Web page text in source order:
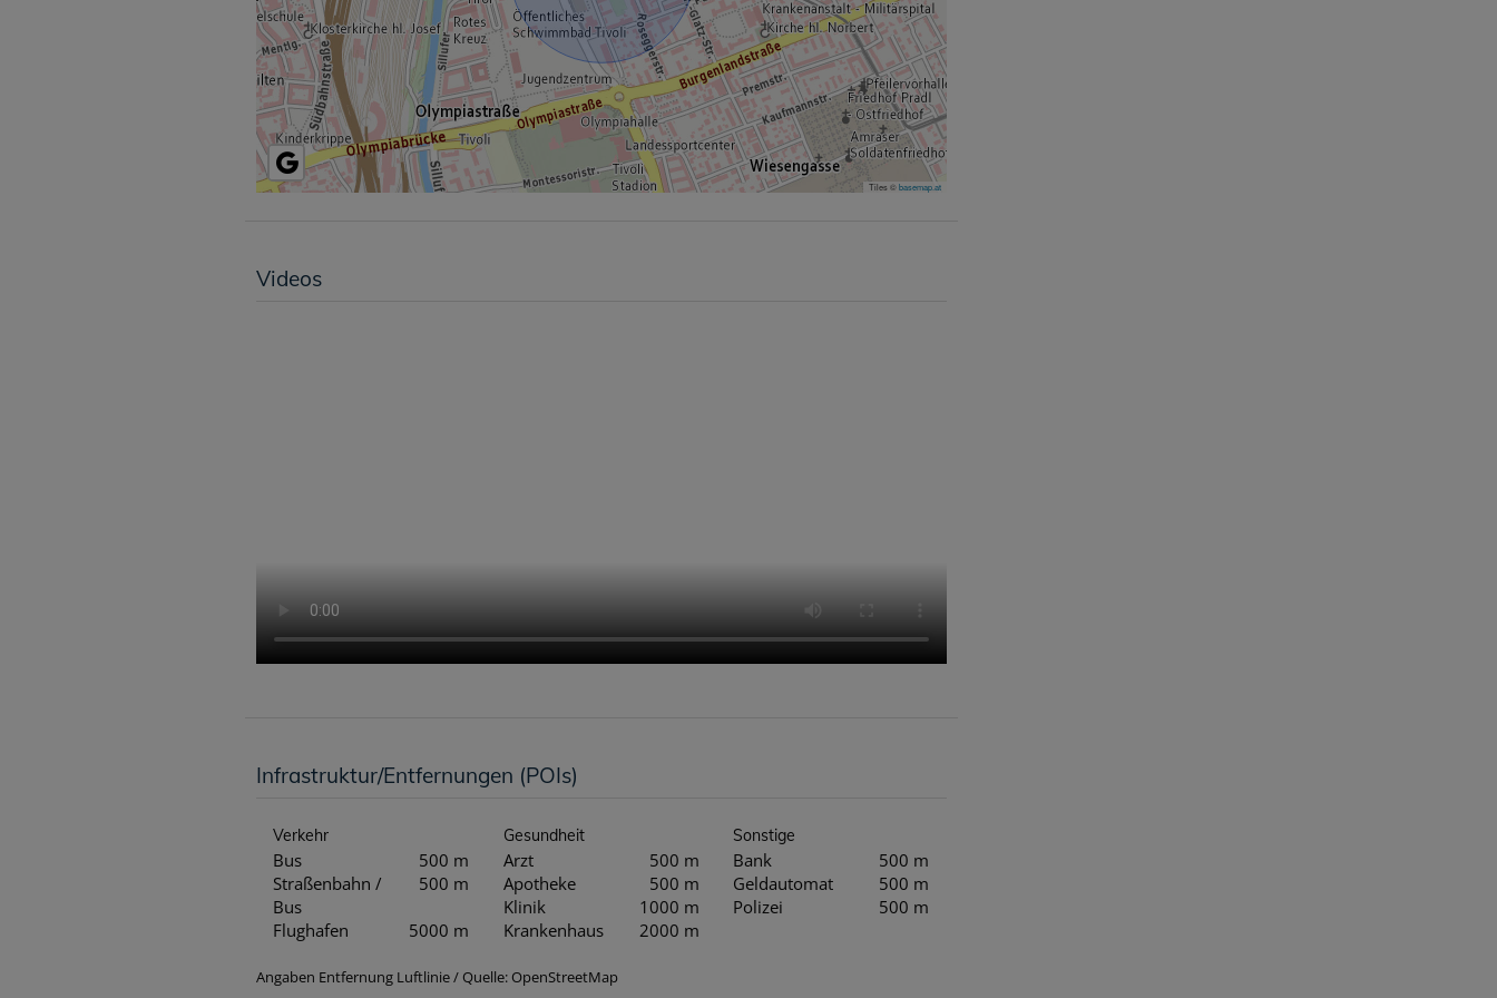
Tiles ©basemap.at
Videos
Infrastruktur/Entfernungen (POIs)
Verkehr
Bus
500 m
Straßenbahn /
Bus
500 m
Flughafen 5000 m
Gesundheit
Arzt
500 m
Apotheke
500 m
Klinik
1000 m
Krankenhaus
2000 m
Sonstige
Bank
500 m
Geldautomat
500 m
Polizei
500 m
Angaben Entfernung Luftlinie / Quelle: OpenStreetMap